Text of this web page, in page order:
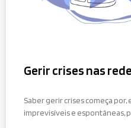
Gerir crises nas
Saber gerir crises começa
imprevisíveis e espontâneas,